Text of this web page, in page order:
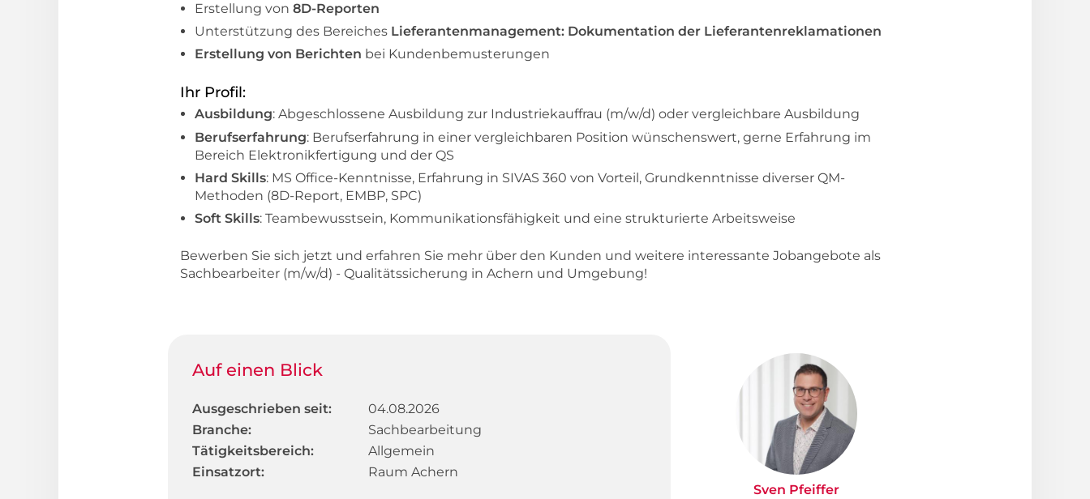
Erstellung von 8D-Reporten
Unterstützung des Bereiches Lieferantenmanagement: Dokumentation der Lieferantenreklamationen
Erstellung von Berichten bei Kundenbemusterungen
Ihr Profil:
Ausbildung: Abgeschlossene Ausbildung zur Industriekauffrau (m/w/d) oder vergleichbare Ausbildung
Berufserfahrung: Berufserfahrung in einer vergleichbaren Position wünschenswert, gerne Erfahrung im
Bereich Elektronikfertigung und der QS
Hard Skills: MS Office-Kenntnisse, Erfahrung in SIVAS 360 von Vorteil, Grundkenntnisse diverser QM-
Methoden (8D-Report, EMBP, SPC)
Soft Skills: Teambewusstsein, Kommunikationsfähigkeit und eine strukturierte Arbeitsweise
Bewerben Sie sich jetzt und erfahren Sie mehr über den Kunden und weitere interessante Jobangebote als
Sachbearbeiter (m/w/d) - Qualitätssicherung in Achern und Umgebung!
Auf einen Blick
Ausgeschrieben seit:
04.08.2026
Branche:
Sachbearbeitung
Tätigkeitsbereich:
Allgemein
Einsatzort:
Raum Achern
Sven Pfeiffer